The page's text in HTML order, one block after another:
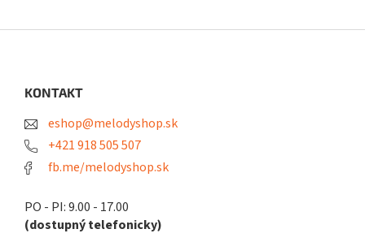
KONTAKT
eshop@melodyshop.sk
+421 918 505 507
fb.me/melodyshop.sk
PO - PI: 9.00 - 17.00
(dostupný telefonicky)